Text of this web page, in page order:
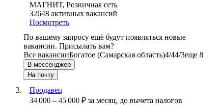
МАГНИТ, Розничная сеть
32648 активных вакансий
Посмотреть
По вашему запросу ещё будут появляться новые
вакансии. Присылать вам?
Все вакансииБогатое (Самарская область)4/44/3еще 8
В мессенджер
На почту
Продавец
34 000 – 45 000 ₽ за месяц, до вычета налогов